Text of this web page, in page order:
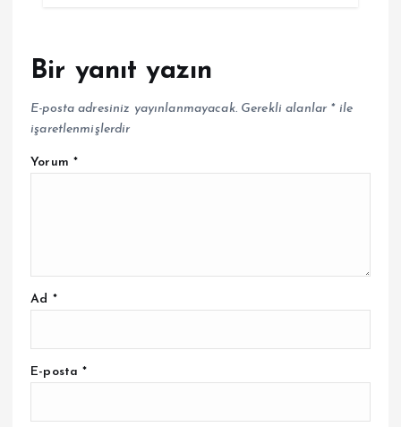
Bir yanıt yazın
E-posta adresiniz yayınlanmayacak. Gerekli alanlar *ile
işaretlenmişlerdir
Yorum *
Ad *
E-posta*